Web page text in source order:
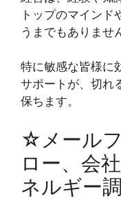
トップのマイン
うまでもありませ
特に敏感な皆様に
サポートが、切れ
保ちます。
☆メール
ロー、会
ネルギー